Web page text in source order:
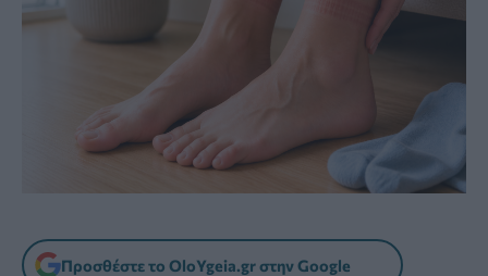
Προσθέστε το OloYgeia.gr στην Google